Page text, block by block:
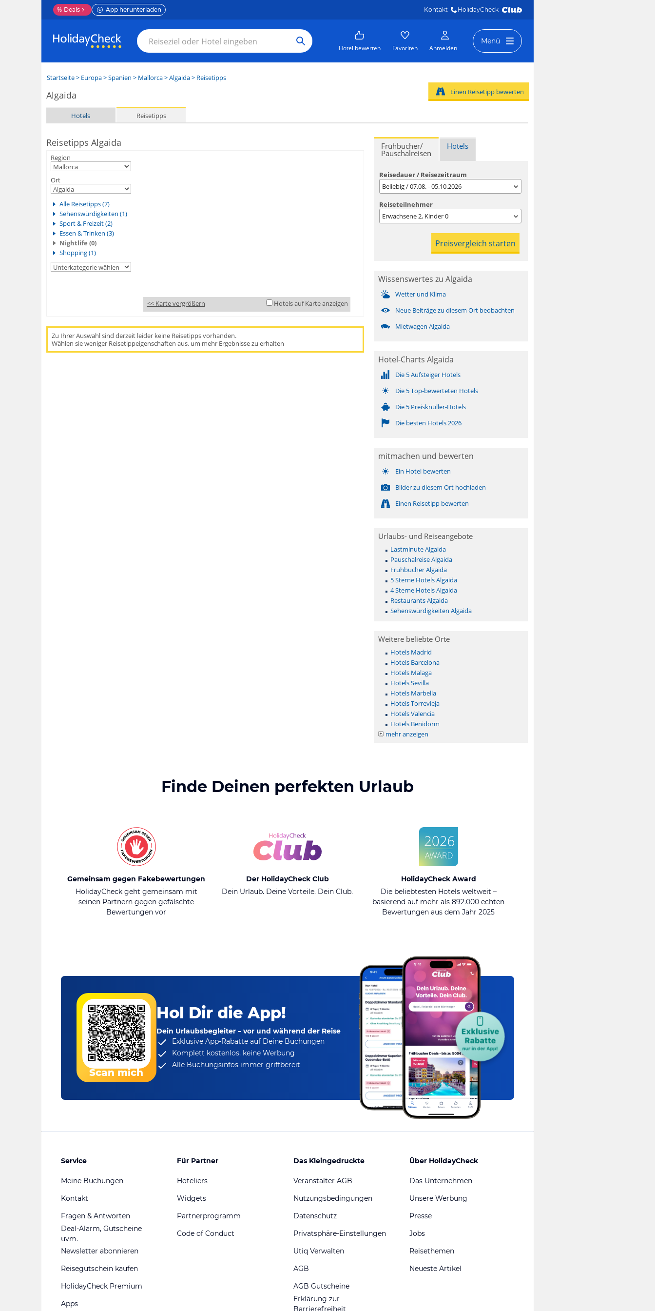
% Deals App herunterladen Kontakt HolidayCheck
Hotel bewerten Favoriten Anmelden
Menü
Startseite> Europa>Spanien > Mallorca>Algaida> Reisetipps
Algaida
Hotels Reisetipps
Einen Reisetipp bewerten
Reisetipps Algaida
Region
Ort
Alle Reisetipps (7)
Sehenswürdigkeiten (1)
Sport & Freizeit (2)
Essen & Trinken (3)
Nightlife (0)
Shopping (1)
<< Karte vergrößern Hotels auf Karte anzeigen
Zu Ihrer Auswahl sind derzeit leider keine Reisetipps vorhanden.
Wählen sie weniger Reisetippeigenschaften aus, um mehr Ergebnisse zu erhalten
Frühbucher/
Pauschalreisen
Hotels
Reisedauer / Reisezeitraum
Beliebig / 07.08. - 05.10.2026
Reiseteilnehmer
Erwachsene2, Kinder0
Wissenswertes zu Algaida
Wetter und Klima
Neue Beiträge zu diesem Ort beobachten
Mietwagen Algaida
Hotel-Charts Algaida
Die 5 Aufsteiger Hotels
Die 5 Top-bewerteten Hotels
Die 5 Preisknüller-Hotels
Die besten Hotels 2026
mitmachen und bewerten
Ein Hotel bewerten
Bilder zu diesem Ort hochladen
Einen Reisetipp bewerten
Urlaubs- und Reiseangebote
Lastminute Algaida
Pauschalreise Algaida
Frühbucher Algaida
5 Sterne Hotels Algaida
4 Sterne Hotels Algaida
Restaurants Algaida
Sehenswürdigkeiten Algaida
Weitere beliebte Orte
Hotels Madrid
Hotels Barcelona
Hotels Malaga
Hotels Sevilla
Hotels Marbella
Hotels Torrevieja
Hotels Valencia
Hotels Benidorm
mehr anzeigen
Finde Deinen perfekten Urlaub
Gemeinsam gegen Fakebewertungen
HolidayCheck geht gemeinsam mit
seinen Partnern gegen gefälschte
Bewertungen vor
Der HolidayCheck Club
Dein Urlaub. Deine Vorteile. Dein Club.
HolidayCheck Award
Die beliebtesten Hotels weltweit –
basierend auf mehr als 892.000 echten
Bewertungen aus dem Jahr 2025
Scan mich
Hol Dir die App!
Dein Urlaubsbegleiter – vor und während der Reise
Exklusive App-Rabatteauf Deine Buchungen
Komplett kostenlos, keine Werbung
Alle Buchungsinfos immer griffbereit
Service
Meine Buchungen
Kontakt
Fragen & Antworten
Deal-Alarm, Gutscheine
uvm.
Newsletter abonnieren
Reisegutschein kaufen
HolidayCheck Premium
Apps
Für Partner
Hoteliers
Widgets
Partnerprogramm
Code of Conduct
Das Kleingedruckte
Veranstalter AGB
Nutzungsbedingungen
Datenschutz
Privatsphäre-Einstellungen
Utiq Verwalten
AGB
AGB Gutscheine
Erklärung zur
Barrierefreiheit
Über HolidayCheck
Das Unternehmen
Unsere Werbung
Presse
Jobs
Reisethemen
Neueste Artikel